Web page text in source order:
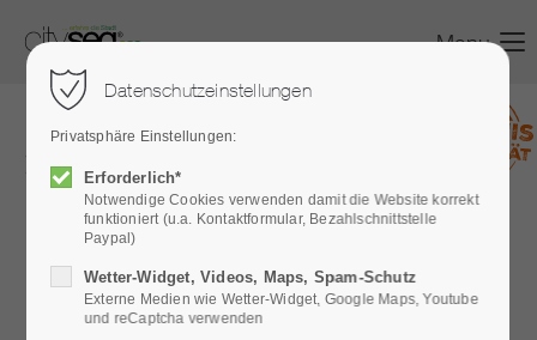
Menu
cityseg– Erlebnis
KNUMO! Touren.
Parcours. Events.
Werbung.
Datenschutzeinstellungen
Privatsphäre Einstellungen:
Erforderlich*
Notwendige Cookies verwenden damit die Website korrekt
funktioniert (u.a. Kontaktformular, Bezahlschnittstelle
Paypal)
Wetter-Widget, Videos, Maps, Spam-Schutz
Externe Medien wie Wetter-Widget, Google Maps, Youtube
und reCaptcha verwenden